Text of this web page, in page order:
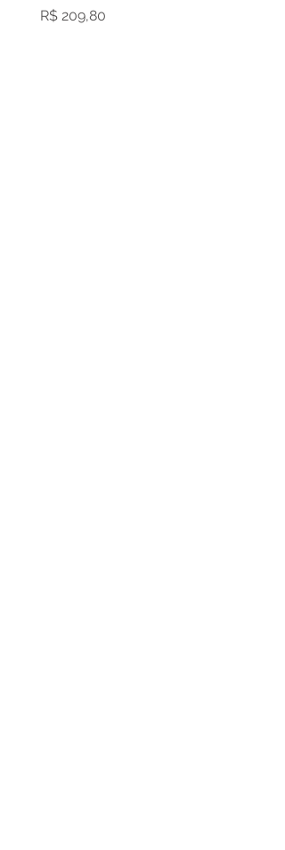
Preço
R$ 209,80